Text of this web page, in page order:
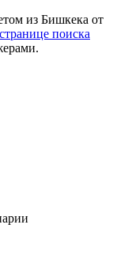
из Бишкека от
странице поиска